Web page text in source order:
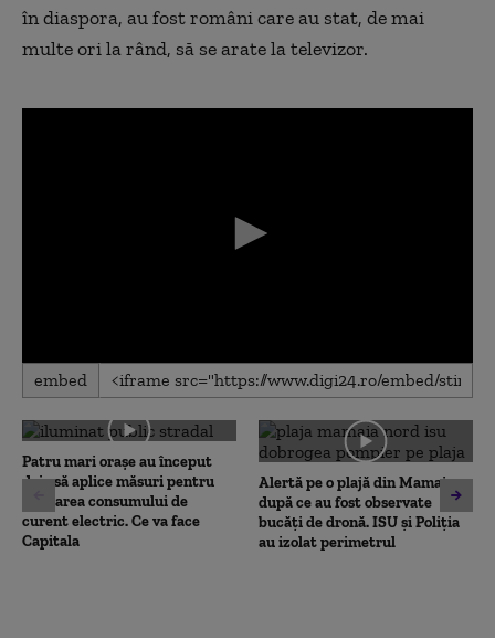
în diaspora, au fost români care au stat, de mai
multe ori la rând, să se arate la televizor.
0
seconds
0
seconds
embed
Patru mari orașe au început
deja să aplice măsuri pentru
limitarea consumului de
curent electric. Ce va face
Capitala
Alertă pe o plajă din Mamaia,
după ce au fost observate
bucăți de dronă. ISU și Poliția
au izolat perimetrul